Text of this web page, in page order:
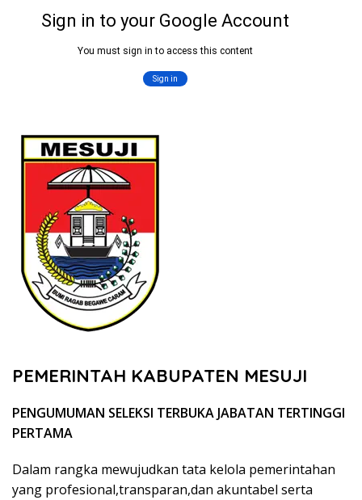
PEMERINTAH KABUPATEN MESUJI
PENGUMUMAN SELEKSI TERBUKA JABATAN TERTINGGI
PERTAMA
Dalam rangka mewujudkan tata kelola pemerintahan
yang profesional,transparan,dan akuntabel serta